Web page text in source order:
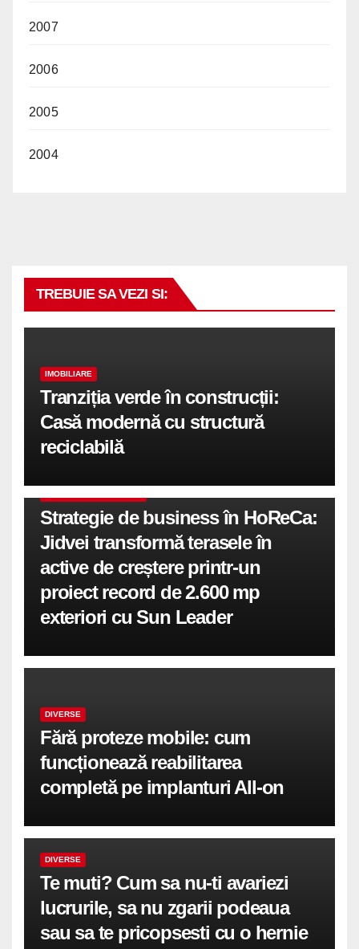
2007
2006
2005
2004
TREBUIE SA VEZI SI:
IMOBILIARE
Tranziția verde în construcții:
Casă modernă cu structură
reciclabilă
Strategie de business în HoReCa:
Jidvei transformă terasele în
active de creștere printr-un
proiect record de 2.600 mp
exteriori cu Sun Leader
DIVERSE
Fără proteze mobile: cum
funcționează reabilitarea
completă pe implanturi All-on
DIVERSE
Te muti? Cum sa nu-ti avariezi
lucrurile, sa nu zgarii podeaua
sau sa te pricopsesti cu o hernie